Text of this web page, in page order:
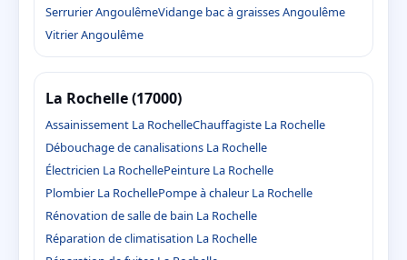
Serrurier AngoulêmeVidange bac à graisses Angoulême
Vitrier Angoulême
La Rochelle (17000)
Assainissement La RochelleChauffagiste La Rochelle
Débouchage de canalisations La Rochelle
Électricien La RochellePeinture La Rochelle
Plombier La RochellePompe à chaleur La Rochelle
Rénovation de salle de bain La Rochelle
Réparation de climatisation La Rochelle